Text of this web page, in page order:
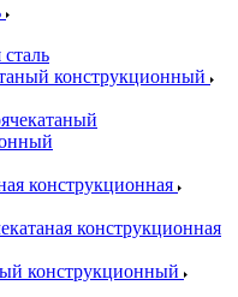
конструкционный
конструкционная
конструкционная
конструкционный